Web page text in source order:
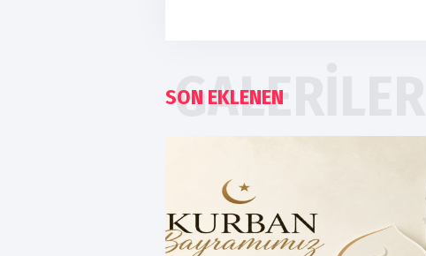
SON EKLENEN
GALERILER